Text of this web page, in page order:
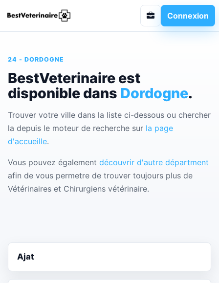
Connexion
24 - DORDOGNE
BestVeterinaire est
disponible dans Dordogne.
Trouver votre ville dans la liste ci-dessous ou chercher
la depuis le moteur de recherche sur la page
d'accueille.
Vous pouvez également découvrir d'autre départment
afin de vous permetre de trouver toujours plus de
Vétérinaires et Chirurgiens vétérinaire.
Ajat